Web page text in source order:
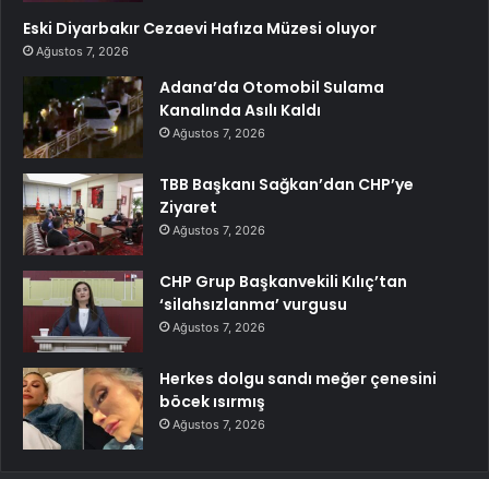
Eski Diyarbakır Cezaevi Hafıza Müzesi oluyor
Ağustos 7, 2026
Adana’da Otomobil Sulama
Kanalında Asılı Kaldı
Ağustos 7, 2026
TBB Başkanı Sağkan’dan CHP’ye
Ziyaret
Ağustos 7, 2026
CHP Grup Başkanvekili Kılıç’tan
‘silahsızlanma’ vurgusu
Ağustos 7, 2026
Herkes dolgu sandı meğer çenesini
böcek ısırmış
Ağustos 7, 2026